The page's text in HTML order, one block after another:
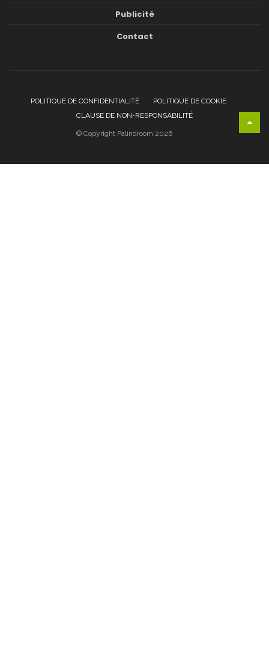
Publicité
Contact
POLITIQUE DE CONFIDENTIALITÉ
POLITIQUE DE COOKIE
CLAUSE DE NON-RESPONSABILITÉ
© Copyright Palindroom 2026